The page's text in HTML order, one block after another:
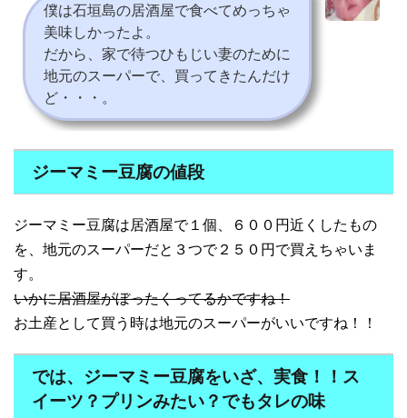
僕は石垣島の居酒屋で食べてめっちゃ
美味しかったよ。
だから、家で待つひもじい妻のために
地元のスーパーで、買ってきたんだけ
ど・・・。
ジーマミー豆腐の値段
ジーマミー豆腐は居酒屋で１個、６００円近くしたもの
を、地元のスーパーだと３つで２５０円で買えちゃいま
す。
いかに居酒屋がぼったくってるかですね！
お土産として買う時は地元のスーパーがいいですね！！
では、ジーマミー豆腐をいざ、実食！！ス
イーツ？プリンみたい？でもタレの味